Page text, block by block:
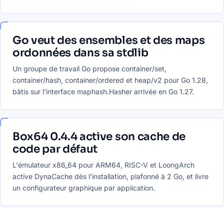
Go veut des ensembles et des maps
ordonnées dans sa stdlib
Un groupe de travail Go propose container/set,
container/hash, container/ordered et heap/v2 pour Go 1.28,
bâtis sur l'interface maphash.Hasher arrivée en Go 1.27.
Box64 0.4.4 active son cache de
code par défaut
L'émulateur x86_64 pour ARM64, RISC-V et LoongArch
active DynaCache dès l'installation, plafonné à 2 Go, et livre
un configurateur graphique par application.